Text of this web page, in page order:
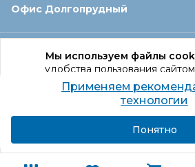
Мы используем файлы
удобства пользования
качества
Продолжая использование
согласие на обработку
Офис Долгопрудный
Офис Санкт‑Петербург
Оформление заказа
Применяем
технологии
Понятно